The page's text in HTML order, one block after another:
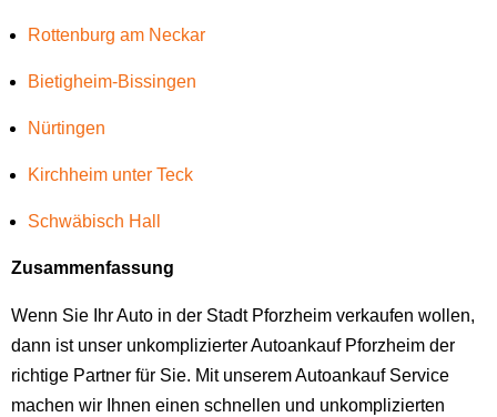
Rottenburg am Neckar
Bietigheim-Bissingen
Nürtingen
Kirchheim unter Teck
Schwäbisch Hall
Zusammenfassung
Wenn Sie Ihr Auto in der Stadt Pforzheim verkaufen wollen,
dann ist unser unkomplizierter Autoankauf Pforzheim der
richtige Partner für Sie. Mit unserem Autoankauf Service
machen wir Ihnen einen schnellen und unkomplizierten